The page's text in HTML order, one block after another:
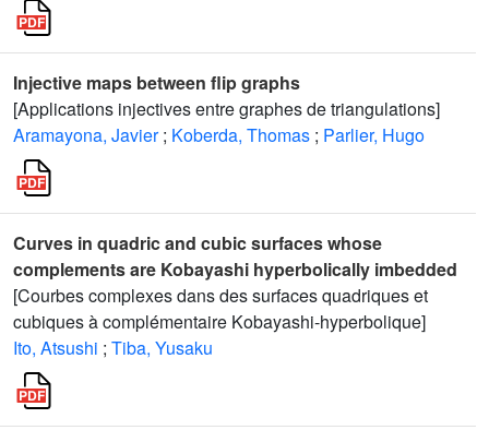
Injective maps between flip graphs
[Applications injectives entre graphes de triangulations]
Aramayona, Javier ; Koberda, Thomas ; Parlier, Hugo
Curves in quadric and cubic surfaces whose
complements are Kobayashi hyperbolically imbedded
[Courbes complexes dans des surfaces quadriques et
cubiques à complémentaire Kobayashi-hyperbolique]
Ito, Atsushi ; Tiba, Yusaku